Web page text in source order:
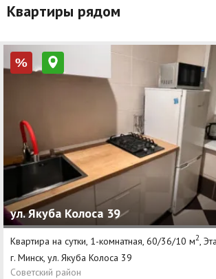
Квартиры рядом
%
ул. Якуба Колоса 39
Квартира на сутки, 1-комнатная, 60/36/10 м2,
г. Минск, ул. Якуба Колоса 39
Советский район